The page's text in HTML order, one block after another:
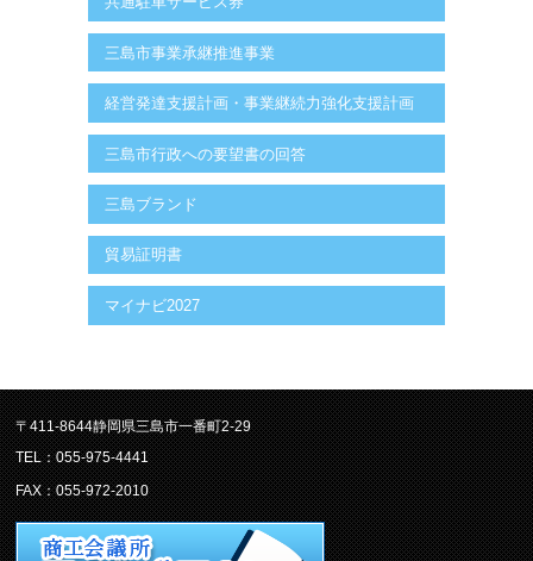
三島市事業承継推進事業
経営発達支援計画・事業継続力強化支援計画
三島市行政への要望書の回答
三島ブランド
貿易証明書
マイナビ2027
〒411-8644静岡県三島市一番町2-29
TEL：055-975-4441
FAX：055-972-2010